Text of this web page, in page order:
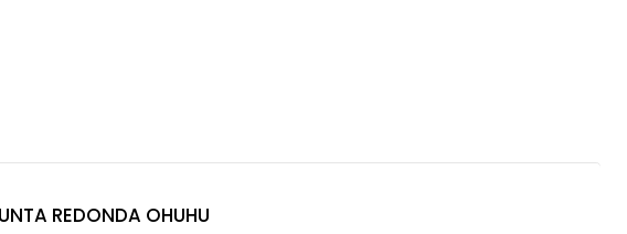
REDONDA OHUHU